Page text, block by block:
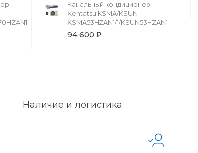
Канальный кондиционер
Kentatsu KSMA/KSUN
KSMA53HZAN1/1/KSUN53HZAN1
94 600 ₽
Наличие и логистика